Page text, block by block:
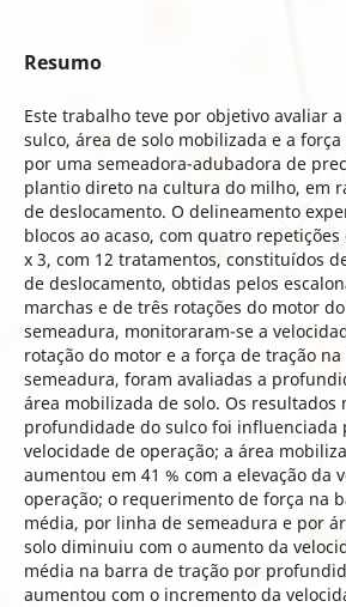
Resumo
Este trabalho teve por objetivo avaliar
sulco, área de solo mobilizada e a
por uma semeadora-adubadora de
plantio direto na cultura do milho, em
de deslocamento. O delineamento
blocos ao acaso, com quatro
x 3, com 12 tratamentos, constituídos
de deslocamento, obtidas pelos
marchas e de três rotações do motor
semeadura, monitoraram-se a
rotação do motor e a força de tração
semeadura, foram avaliadas a
área mobilizada de solo. Os resultados
profundidade do sulco foi influenciada
velocidade de operação; a área
aumentou em 41 % com a elevação da
operação; o requerimento de força na
média, por linha de semeadura e por
solo diminuiu com o aumento da
média na barra de tração por
aumentou com o incremento da